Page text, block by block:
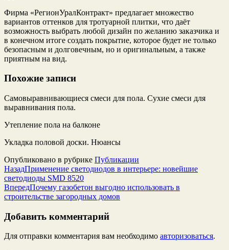
Фирма «РегионУралКонтракт» предлагает множество
вариантов оттенков для тротуарной плитки, что даёт
возможность выбрать любой дизайн по желанию заказчика и
в конечном итоге создать покрытие, которое будет не только
безопасным и долговечным, но и оригинальным, а также
приятным на вид.
Похожие записи
Самовыравнивающиеся смеси для пола. Сухие смеси для
выравнивания пола.
Утепление пола на балконе
Укладка половой доски. Нюансы
Опубликовано в рубрике Публикации
НазадПрименение светодиодов в интерьере: новейшие
светодиоды SMD 8520
ВпередПочему газобетон выгодно использовать в
строительстве загородных домов
Добавить комментарий
Для отправки комментария вам необходимо авторизоваться.